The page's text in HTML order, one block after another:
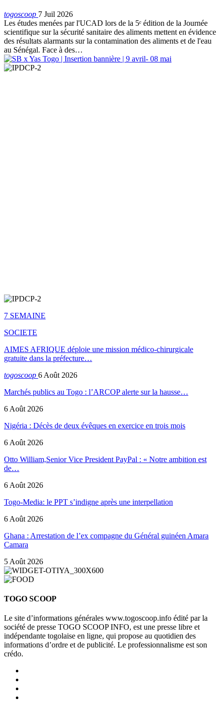
togoscoop 7 Juil 2026
Les études menées par l'UCAD lors de la 5ᵉ édition de la Journée
scientifique sur la sécurité sanitaire des aliments mettent en évidence
des résultats alarmants sur la contamination des aliments et de l'eau
au Sénégal. Face à des…
7 SEMAINE
SOCIETE
AIMES AFRIQUE déploie une mission médico-chirurgicale
gratuite dans la préfecture…
togoscoop 6 Août 2026
Marchés publics au Togo : l’ARCOP alerte sur la hausse…
6 Août 2026
Nigéria : Décès de deux évêques en exercice en trois mois
6 Août 2026
Otto William,Senior Vice President PayPal : « Notre ambition est
de…
6 Août 2026
Togo-Media: le PPT s’indigne après une interpellation
6 Août 2026
Ghana : Arrestation de l’ex compagne du Général guinéen Amara
Camara
5 Août 2026
TOGO SCOOP
Le site d’informations générales www.togoscoop.info édité par la
société de presse TOGO SCOOP INFO, est une presse libre et
indépendante togolaise en ligne, qui propose au quotidien des
informations d’ordre et de publicité. Le professionnalisme est son
crédo.